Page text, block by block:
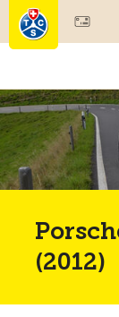
Mitgliedschaft &
Test, Sicherheit
(2012)